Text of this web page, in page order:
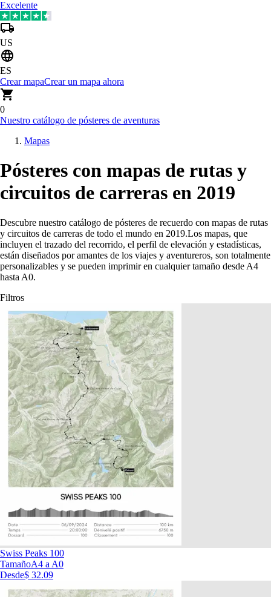
Excelente
US
ES
Crear mapaCrear un mapa ahora
0
Nuestro catálogo de pósteres de aventuras
Mapas
Pósteres con mapas de rutas y
circuitos de carreras en 2019
Descubre nuestro catálogo de pósteres de recuerdo con mapas de rutas
y circuitos de carreras de todo el mundo en 2019.Los mapas, que
incluyen el trazado del recorrido, el perfil de elevación y estadísticas,
están diseñados por amantes de los viajes y aventureros, son totalmente
personalizables y se pueden imprimir en cualquier tamaño desde A4
hasta A0.
Filtros
Swiss Peaks 100
TamañoA4 a A0
Desde$ 32.09